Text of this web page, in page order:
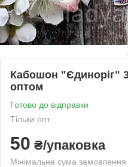
Кабошон "Єдиноріг"
оптом
Готово до відправки
Тільки опт
50 ₴/упаковка
Мінімальна сума